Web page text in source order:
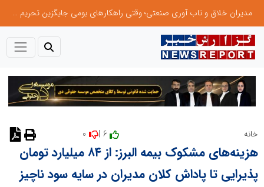
مدیران خلاق و تاب آوری صنعتی؛ وقتی راهکارهای بومی جایگزین تحریم میشود
خانه
هزینه‌های مشکوک بیمه البرز: از ۸۴ میلیارد تومان
پذیرایی تا پاداش کلان مدیران در سایه سود ناچیز